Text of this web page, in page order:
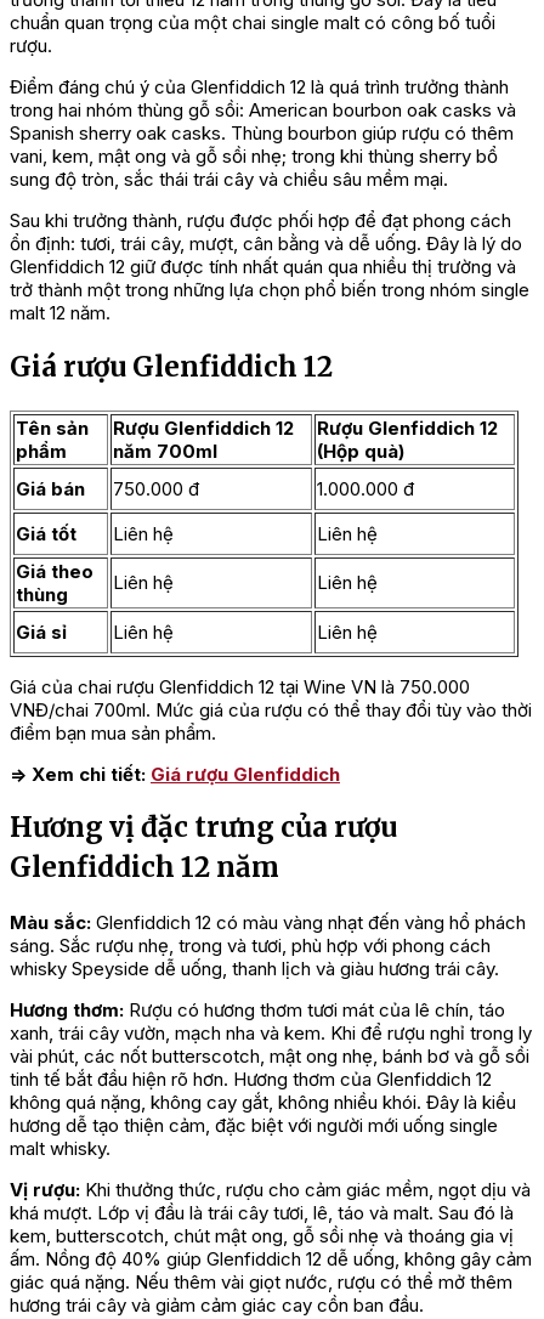
chuẩn quan trọng của một chai single malt có công bố tuổi
rượu.
Điểm đáng chú ý của Glenfiddich 12 là quá trình trưởng thành
trong hai nhóm thùng gỗ sồi: American bourbon oak casks và
Spanish sherry oak casks. Thùng bourbon giúp rượu có thêm
vani, kem, mật ong và gỗ sồi nhẹ; trong khi thùng sherry bổ
sung độ tròn, sắc thái trái cây và chiều sâu mềm mại.
Sau khi trưởng thành, rượu được phối hợp để đạt phong cách
ổn định: tươi, trái cây, mượt, cân bằng và dễ uống. Đây là lý do
Glenfiddich 12 giữ được tính nhất quán qua nhiều thị trường và
trở thành một trong những lựa chọn phổ biến trong nhóm single
malt 12 năm.
Giá rượu Glenfiddich 12
Tên sản
phẩm
Rượu Glenfiddich 12
năm 700ml
Rượu Glenfiddich 12
(Hộp quà)
Giá bán
750.000 đ
1.000.000 đ
Giá tốt
Liên hệ
Liên hệ
Giá theo
thùng
Liên hệ Liên hệ
Giá sỉ Liên hệ Liên hệ
Giá của chai rượu Glenfiddich 12 tại Wine VN là 750.000
VNĐ/chai 700ml. Mức giá của rượu có thể thay đổi tùy vào thời
điểm bạn mua sản phẩm.
=> Xem chi tiết: Giá rượu Glenfiddich
Hương vị đặc trưng của rượu
Glenfiddich 12 năm
Màu sắc: Glenfiddich 12 có màu vàng nhạt đến vàng hổ phách
sáng. Sắc rượu nhẹ, trong và tươi, phù hợp với phong cách
whisky Speyside dễ uống, thanh lịch và giàu hương trái cây.
Hương thơm: Rượu có hương thơm tươi mát của lê chín, táo
xanh, trái cây vườn, mạch nha và kem. Khi để rượu nghỉ trong ly
vài phút, các nốt butterscotch, mật ong nhẹ, bánh bơ và gỗ sồi
tinh tế bắt đầu hiện rõ hơn. Hương thơm của Glenfiddich 12
không quá nặng, không cay gắt, không nhiều khói. Đây là kiểu
hương dễ tạo thiện cảm, đặc biệt với người mới uống single
malt whisky.
Vị rượu: Khi thưởng thức, rượu cho cảm giác mềm, ngọt dịu và
khá mượt. Lớp vị đầu là trái cây tươi, lê, táo và malt. Sau đó là
kem, butterscotch, chút mật ong, gỗ sồi nhẹ và thoáng gia vị
ấm. Nồng độ 40% giúp Glenfiddich 12 dễ uống, không gây cảm
giác quá nặng. Nếu thêm vài giọt nước, rượu có thể mở thêm
hương trái cây và giảm cảm giác cay cồn ban đầu.